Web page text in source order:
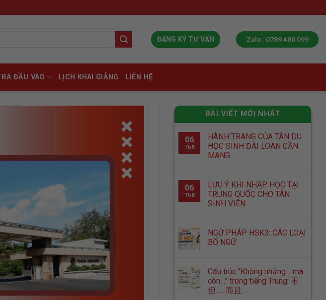
ĐĂNG KÝ TƯ VẤN Zalo : 0789 480 099
ĐẦU VÀO LỊCH KHAI GIẢNG LIÊN HỆ
BÀI VIẾT MỚI NHẤT
06
Th8
HÀNH TRANG CỦA TÂN DU
HỌC SINH ĐÀI LOAN CẦN
MANG
06
Th8
LƯU Ý KHI NHẬP HỌC TẠI
TRUNG QUỐC CHO TÂN
SINH VIÊN
NGỮ PHÁP HSK3: CÁC LOẠI
BỔ NGỮ
Cấu trúc “Không những… mà
còn…” trong tiếng Trung: 不
但……而且……